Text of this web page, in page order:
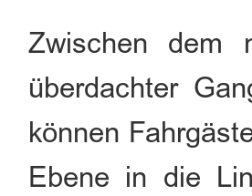
Zwischen dem
überdachter
können
Ebene in die